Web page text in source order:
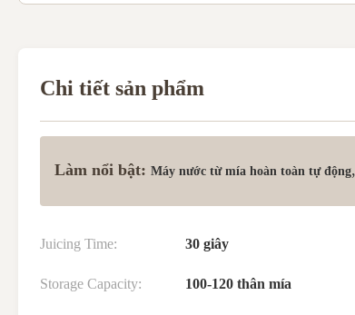
Chi tiết sản phẩm
Làm nổi bật: Máy nước từ mía hoàn toàn tự động,
Juicing Time: 30 giây
Storage Capacity: 100-120 thân mía